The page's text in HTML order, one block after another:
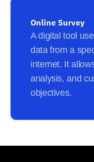
Online Survey
A digital tool
data from a
internet. It
analysis, and
objectives.